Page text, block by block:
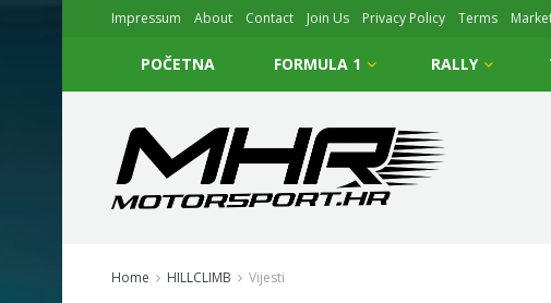
Impressum About Contact Join Us Privacy Policy Terms
POČETNA FORMULA 1 RALLY
Home HILLCLIMB Vijesti